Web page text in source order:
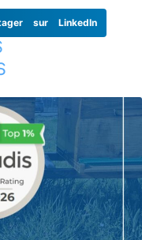
sur LinkedIn